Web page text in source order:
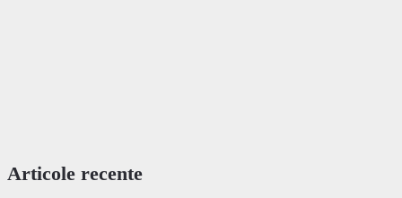
Articole recente